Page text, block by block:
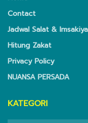
Contact
Jadwal Salat &
Hitung Zakat
Privacy Policy
NUANSA PERSADA
KATEGORI